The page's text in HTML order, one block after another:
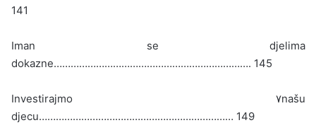
141
Iman se djelima
dokazne……………………………………………………………. 145
Investirajmo ٧našu
djecu…………………………………………………………… 149